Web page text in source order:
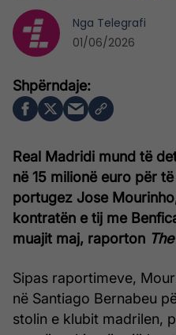
Real Madridi mund të
në 15 milionë euro për
portugez Jose
kontratën e tij me
muajit maj, raporton
Sipas raportimeve,
në Santiago Bernabeu
stolin e klubit madrilen,
Nga Telegrafi
01/06/2026